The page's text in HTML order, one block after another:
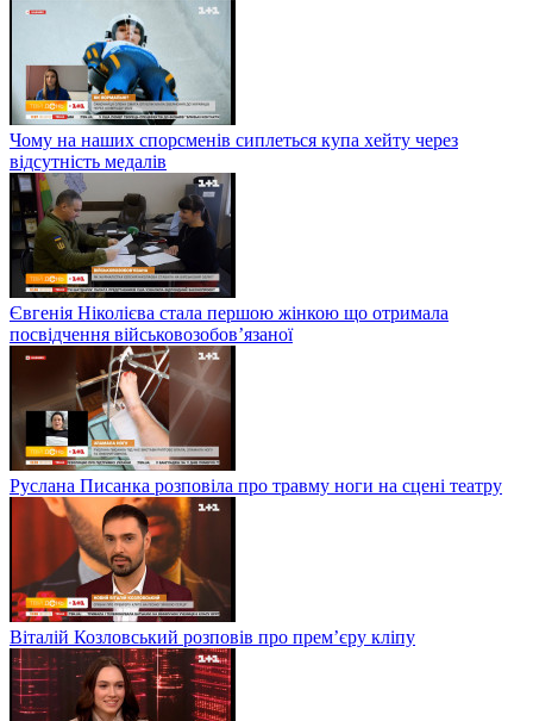
Чому на наших спорсменів сиплеться купа хейту через
відсутність медалів
Євгенія Ніколієва стала першою жінкою що отримала
посвідчення військовозобов’язаної
Руслана Писанка розповіла про травму ноги на сцені театру
Віталій Козловський розповів про прем’єру кліпу